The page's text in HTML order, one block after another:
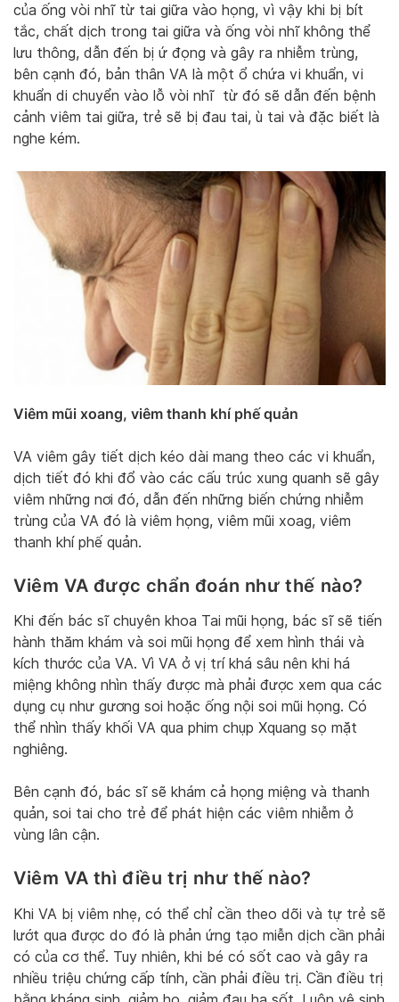
của ống vòi nhĩ từ tai giữa vào họng, vì vậy khi bị bít
tắc, chất dịch trong tai giữa và ống vòi nhĩ không thể
lưu thông, dẫn đến bị ứ đọng và gây ra nhiễm trùng,
bên cạnh đó, bản thân VA là một ổ chứa vi khuẩn, vi
khuẩn di chuyển vào lỗ vòi nhĩ từ đó sẽ dẫn đến bệnh
cảnh viêm tai giữa, trẻ sẽ bị đau tai, ù tai và đặc biết là
nghe kém.
Viêm mũi xoang, viêm thanh khí phế quản
VA viêm gây tiết dịch kéo dài mang theo các vi khuẩn,
dịch tiết đó khi đổ vào các cấu trúc xung quanh sẽ gây
viêm những nơi đó, dẫn đến những biến chứng nhiễm
trùng của VA đó là viêm họng, viêm mũi xoag, viêm
thanh khí phế quản.
Viêm VA được chẩn đoán như thế nào?
Khi đến bác sĩ chuyên khoa Tai mũi họng, bác sĩ sẽ tiến
hành thăm khám và soi mũi họng để xem hình thái và
kích thước của VA. Vì VA ở vị trí khá sâu nên khi há
miệng không nhìn thấy được mà phải được xem qua các
dụng cụ như gương soi hoặc ống nội soi mũi họng. Có
thể nhìn thấy khối VA qua phim chụp Xquang sọ mặt
nghiêng.
Bên cạnh đó, bác sĩ sẽ khám cả họng miệng và thanh
quản, soi tai cho trẻ để phát hiện các viêm nhiễm ở
vùng lân cận.
Viêm VA thì điều trị như thế nào?
Khi VA bị viêm nhẹ, có thể chỉ cần theo dõi và tự trẻ sẽ
lướt qua được do đó là phản ứng tạo miễn dịch cần phải
có của cơ thể. Tuy nhiên, khi bé có sốt cao và gây ra
nhiều triệu chứng cấp tính, cần phải điều trị. Cần điều trị